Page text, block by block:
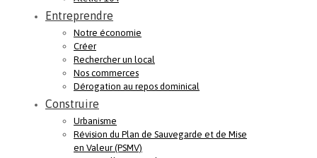
Entreprendre
Notre économie
Créer
Rechercher un local
Nos commerces
Dérogation au repos dominical
Construire
Urbanisme
Révision du Plan de Sauvegarde et de Mise
en Valeur (PSMV)